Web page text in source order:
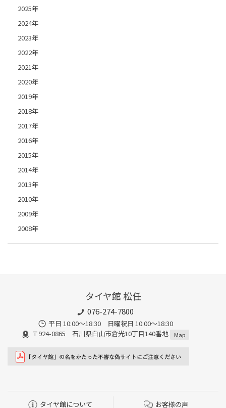
2025年
2024年
2023年
2022年
2021年
2020年
2019年
2018年
2017年
2016年
2015年
2014年
2013年
2010年
2009年
2008年
タイヤ館 松任
076-274-7800
平日 10:00～18:30 日曜祝日 10:00～18:30
〒924-0865 石川県白山市倉光10丁目140番地
Map
タイヤ館について お客様の声